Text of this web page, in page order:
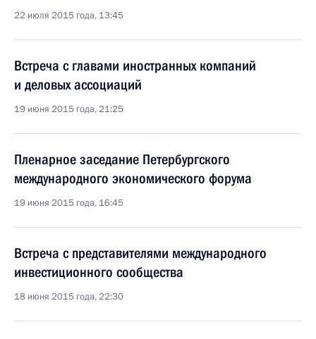
22 июля 2015 года, 13:45
Встреча с главами иностранных компаний
и деловых ассоциаций
19 июня 2015 года, 21:25
Пленарное заседание Петербургского
международного экономического форума
19 июня 2015 года, 16:45
Встреча с представителями международного
инвестиционного сообщества
18 июня 2015 года, 22:30